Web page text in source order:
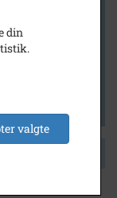
din
valgte